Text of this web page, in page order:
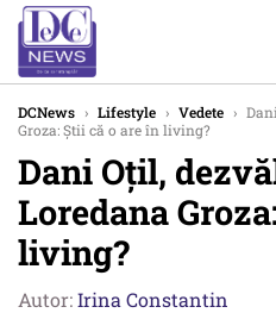
DCNews › Lifestyle › Vedete ›
Groza: Știi că o are în living?
Dani Oțil,
Loredana
living?
Autor:Irina Constantin